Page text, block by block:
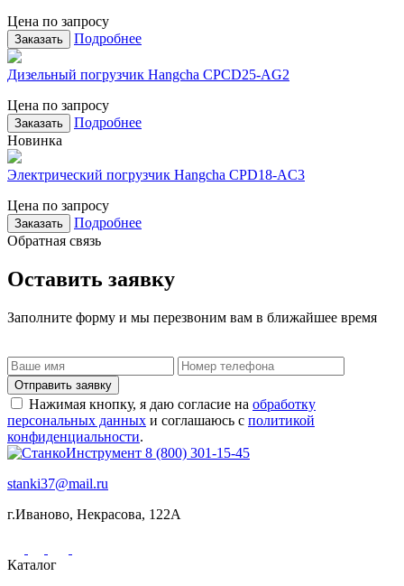
Цена по запросу
Заказать Подробнее
Дизельный погрузчик Hangcha CPCD25-AG2
Цена по запросу
Заказать
Подробнее
Новинка
Электрический погрузчик Hangcha CPD18-AC3
Цена по запросу
Заказать
Подробнее
Обратная связь
Оставить заявку
Заполните форму и мы перезвоним вам в ближайшее время
Отправить заявку
Нажимая кнопку, я даю согласие на обработку
персональных данных и соглашаюсь с политикой
конфиденциальности.
8 (800) 301-15-45
stanki37@mail.ru
г.Иваново, Некрасова, 122А
Каталог